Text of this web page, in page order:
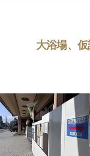
大浴場、